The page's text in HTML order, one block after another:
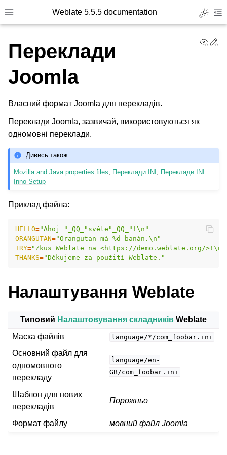
Toggle site navigation sidebar
Weblate 5.5.5 documentation Toggle
navigation of Підтримувані формати файлів
Переклади
Joomla
Власний формат Joomla для перекладів.
Переклади Joomla, зазвичай, використовуються як
одномовні переклади.
Дивись також
Mozilla and Java properties files Переклади INI
Переклади INI
Inno Setup
Приклад файла:
HELLO="Ahoj "_QQ_"světe"_QQ_"!\n"
ORANGUTAN="Orangutan má %d banán.\n"
TRY="Zkus Weblate na <https://demo.weblate.org/>!\n"
THANKS="Děkujeme za použití Weblate."
Налаштування Weblate
Типовий Налаштовування складників Weblate
Маска файлів
language/*/com_foobar.ini
Основний файл для
одномовного
перекладу
language/en-
GB/com_foobar.ini
Шаблон для нових
перекладів
Порожньо
Формат файлу мовний файл Joomla